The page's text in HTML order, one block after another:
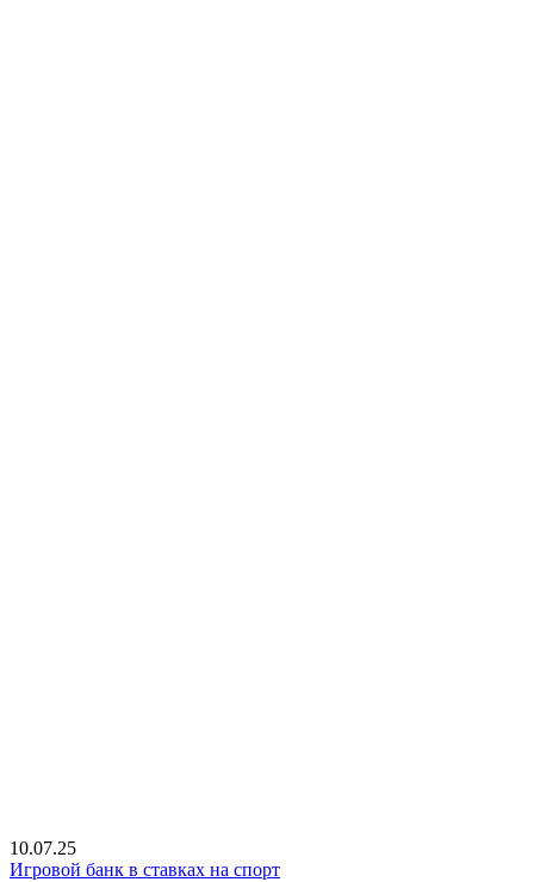
10.07.25
Игровой банк в ставках на спорт